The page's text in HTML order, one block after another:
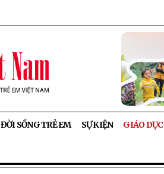
ĐỜI SỐNG TRẺ EM SỰ KIỆN GIÁO DỤC